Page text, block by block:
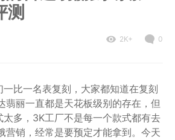
测
2K+ 0
比一名表复刻，大家都知道在复刻
翡丽一直都是天花板级别的存在，但
太多，3K工厂不是每一个款式都有去
营销，经常是要预定才能拿到。今天